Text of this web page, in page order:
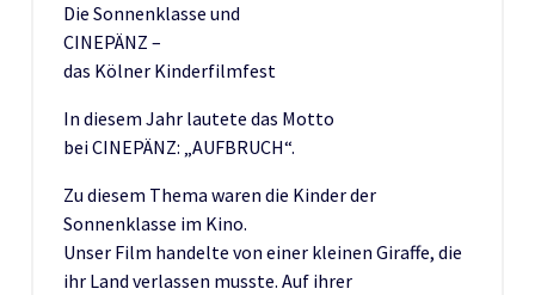
Die Sonnenklasse und
CINEPÄNZ –
das Kölner Kinderfilmfest
In diesem Jahr lautete das Motto
bei CINEPÄNZ: „AUFBRUCH“.
Zu diesem Thema waren die Kinder der
Sonnenklasse im Kino.
Unser Film handelte von einer kleinen Giraffe, die
ihr Land verlassen musste. Auf ihrer